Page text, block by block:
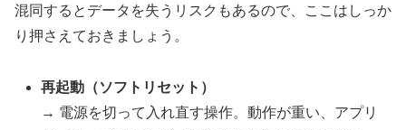
混同するとデータを失うリスクもあるので、ここはしっか
り押さえておきましょう。
再起動（ソフトリセット）
→ 電源を切って入れ直す操作。動作が重い、アプリ